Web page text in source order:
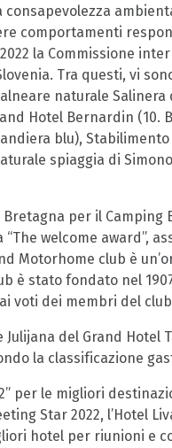
comportamenti
la Commissione
Tra questi, vi
naturale Salinera
Hotel Bernardin (10.
blu),
spiaggia di
per il Camping
welcome award”,
Motorhome club è
è stato fondato nel
voti dei membri del
del Grand Hotel
la classificazione
per le migliori
Star 2022, l’Hotel
hotel per riunioni e